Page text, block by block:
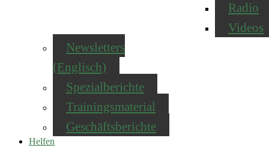
Radio
Videos
Newsletters
(Englisch)
Spezialberichte
Trainingsmaterial
Geschäftsberichte
Helfen